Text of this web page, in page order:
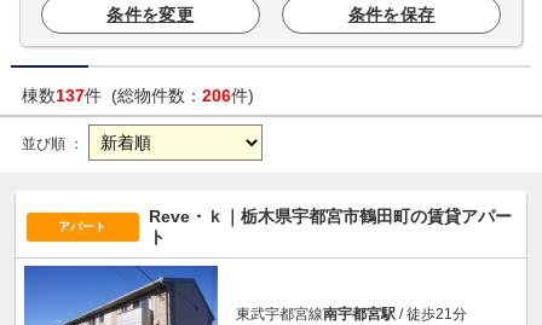
条件を変更 条件を保存
棟数137件 (総物件数： 206件)
並び順 ：
アパート
Reve・ｋ｜栃木県宇都宮市鶴田町の賃貸アパー
ト
東武宇都宮線南宇都宮駅 / 徒歩21分